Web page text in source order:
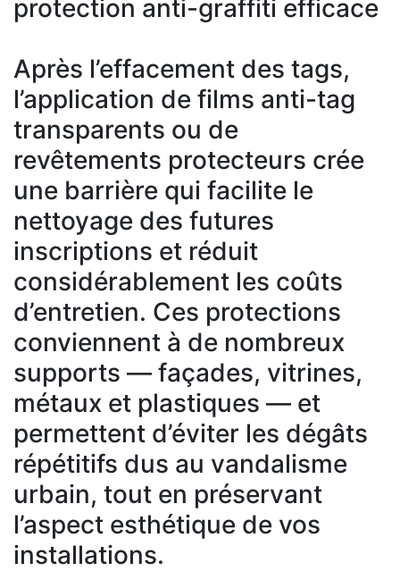
protection anti-graffiti efficace
Après l’effacement des tags,
l’application de films anti-tag
transparents ou de
revêtements protecteurs crée
une barrière qui facilite le
nettoyage des futures
inscriptions et réduit
considérablement les coûts
d’entretien. Ces protections
conviennent à de nombreux
supports — façades, vitrines,
métaux et plastiques — et
permettent d’éviter les dégâts
répétitifs dus au vandalisme
urbain, tout en préservant
l’aspect esthétique de vos
installations.